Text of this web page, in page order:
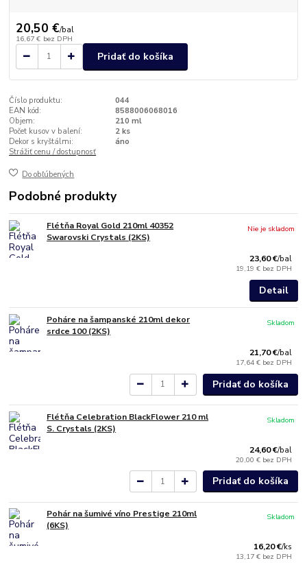
20,50 €/bal
16,67 € bez DPH
Pridať do košíka
Číslo produktu:
044
EAN kód:
8588006068016
Objem:
210 ml
Počet kusov v balení:
2 ks
Dekor s kryštálmi:
áno
Strážiť cenu / dostupnosť
Do obľúbených
Podobné produkty
Flétňa Royal Gold 210ml 40352
Swarovski Crystals (2KS)
23,60 €/bal
19,19 € bez DPH
Nie je skladom
Detail
Poháre na šampanské 210ml dekor
srdce 100 (2KS)
21,70 €/bal
17,64 € bez DPH
Skladom
Pridať do košíka
Flétňa Celebration BlackFlower 210 ml
S. Crystals (2KS)
24,60 €/bal
20,00 € bez DPH
Skladom
Pridať do košíka
Pohár na šumivé víno Prestige 210ml
(6KS)
16,20 €/ks
13,17 € bez DPH
Skladom